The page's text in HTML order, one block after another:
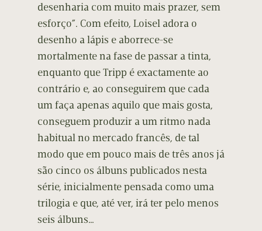
desenharia com muito mais prazer, sem
esforço”. Com efeito, Loisel adora o
desenho a lápis e aborrece-se
mortalmente na fase de passar a tinta,
enquanto que Tripp é exactamente ao
contrário e, ao conseguirem que cada
um faça apenas aquilo que mais gosta,
conseguem produzir a um ritmo nada
habitual no mercado francês, de tal
modo que em pouco mais de três anos já
são cinco os álbuns publicados nesta
série, inicialmente pensada como uma
trilogia e que, até ver, irá ter pelo menos
seis álbuns…